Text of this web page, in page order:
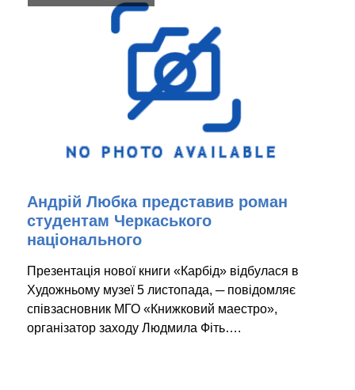
Андрій Любка представив роман
студентам Черкаського
національного
Презентація нової книги «Карбід» відбулася в
Художньому музеї 5 листопада, ─ повідомляє
співзасновник МГО «Книжковий маестро»,
організатор заходу Людмила Фіть….